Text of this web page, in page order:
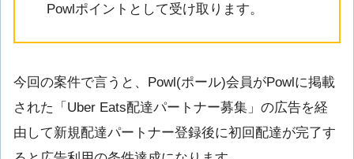
Powlポイントとして受け取ります。
今回の案件で言うと、Powl(ポール)会員がPowlに掲載
された「Uber Eats配達パートナー募集」の広告を経
由して新規配達パートナー登録後に初回配達が完了す